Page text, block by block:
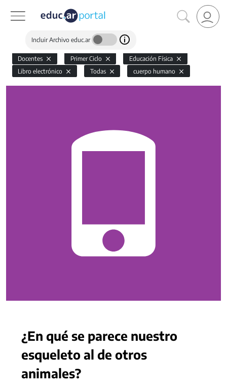
Incluir Archivo educ.ar
Docentes Primer Ciclo
Educación Física
Libro electrónico
Todas cuerpo humano
¿En qué se parece nuestro
esqueleto al de otros
animales?